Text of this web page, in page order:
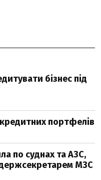
бізнес під
портфелів
по суднах та АЗС,
МЗС